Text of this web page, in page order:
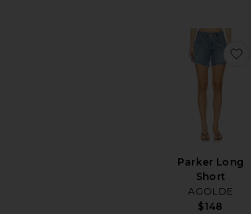
Parker Long
Short
AGOLDE
$148